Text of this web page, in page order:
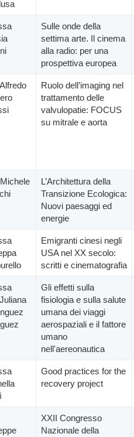
Sulle onde della
settima arte. Il cinema
alla radio: per una
prospettiva europea
Ruolo dell’imaging nel
trattamento delle
valvulopatie: FOCUS
su mitrale e aorta
L’Architettura della
Transizione Ecologica:
Nuovi paesaggi ed
energie
Emigranti cinesi negli
USA nel XX secolo:
scritti e cinematografia
Gli effetti sulla
fisiologia e sulla salute
umana dei viaggi
aerospaziali e il fattore
umano
nell'aereonautica
Good practices for the
recovery project
XXII Congresso
Nazionale della